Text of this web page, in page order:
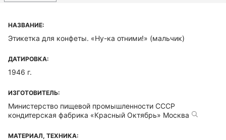
НАЗВАНИЕ:
Этикетка для конфеты. «Ну-ка отними!» (мальчик)
ДАТИРОВКА:
1946 г.
ИЗГОТОВИТЕЛЬ:
Министерство пищевой промышленности СССР
кондитерская фабрика «Красный Октябрь» Москва
МАТЕРИАЛ, ТЕХНИКА: